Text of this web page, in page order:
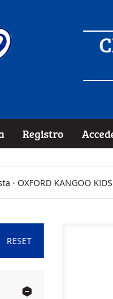
Registro
· OXFORD KANGOO
RESET